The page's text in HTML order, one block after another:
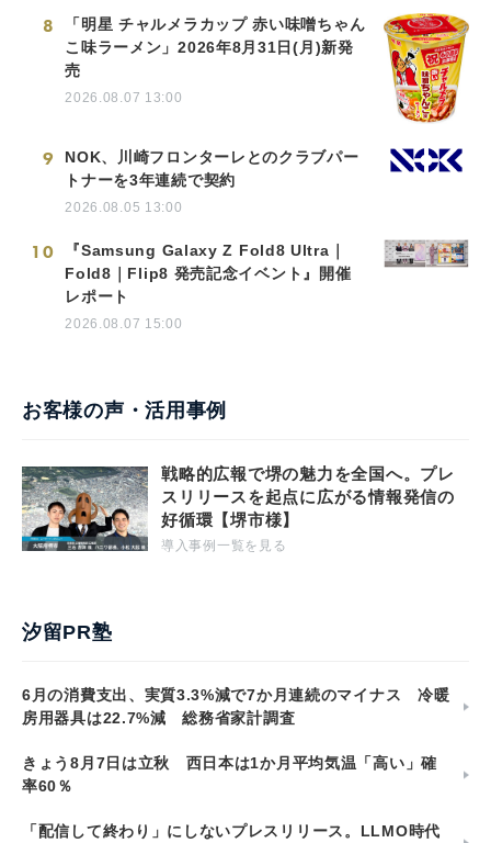
8
「明星 チャルメラカップ 赤い味噌ちゃん
こ味ラーメン」2026年8月31日(月)新発
売
2026.08.07 13:00
9
NOK、川崎フロンターレとのクラブパー
トナーを3年連続で契約
2026.08.05 13:00
10
『Samsung Galaxy Z Fold8 Ultra｜
Fold8｜Flip8 発売記念イベント』開催
レポート
2026.08.07 15:00
お客様の声・活用事例
戦略的広報で堺の魅力を全国へ。プレ
スリリースを起点に広がる情報発信の
好循環【堺市様】
導入事例一覧を見る
汐留PR塾
6月の消費支出、実質3.3%減で7か月連続のマイナス 冷暖
房用器具は22.7%減 総務省家計調査
きょう8月7日は立秋 西日本は1か月平均気温「高い」確
率60％
「配信して終わり」にしないプレスリリース。LLMO時代